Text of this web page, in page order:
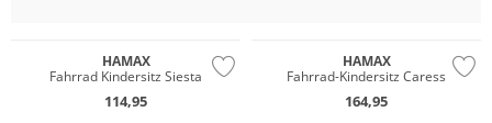
HAMAX
Fahrrad Kindersitz Siesta
114,95
HAMAX
Fahrrad-Kindersitz Caress
164,95